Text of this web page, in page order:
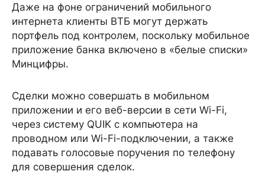
Даже на фоне ограничений мобильного
интернета клиенты ВТБ могут держать
портфель под контролем, поскольку мобильное
приложение банка включено в «белые списки»
Минцифры.
Сделки можно совершать в мобильном
приложении и его веб-версии в сети Wi-Fi,
через систему QUIK с компьютера на
проводном или Wi-Fi-подключении, а также
подавать голосовые поручения по телефону
для совершения сделок.